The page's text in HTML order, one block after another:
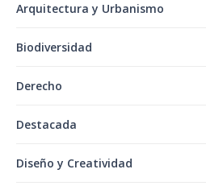
Arquitectura y Urbanismo
Biodiversidad
Derecho
Destacada
Diseño y Creatividad